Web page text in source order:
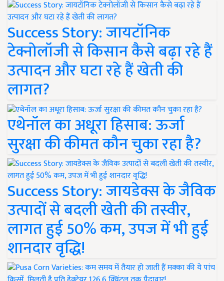
Success Story: जायटॉनिक
टेक्नोलॉजी से किसान कैसे बढ़ा रहे हैं
उत्पादन और घटा रहे हैं खेती की
लागत?
एथेनॉल का अधूरा हिसाब: ऊर्जा
सुरक्षा की कीमत कौन चुका रहा है?
Success Story: जायडेक्स के जैविक
उत्पादों से बदली खेती की तस्वीर,
लागत हुई 50% कम, उपज में भी हुई
शानदार वृद्धि!